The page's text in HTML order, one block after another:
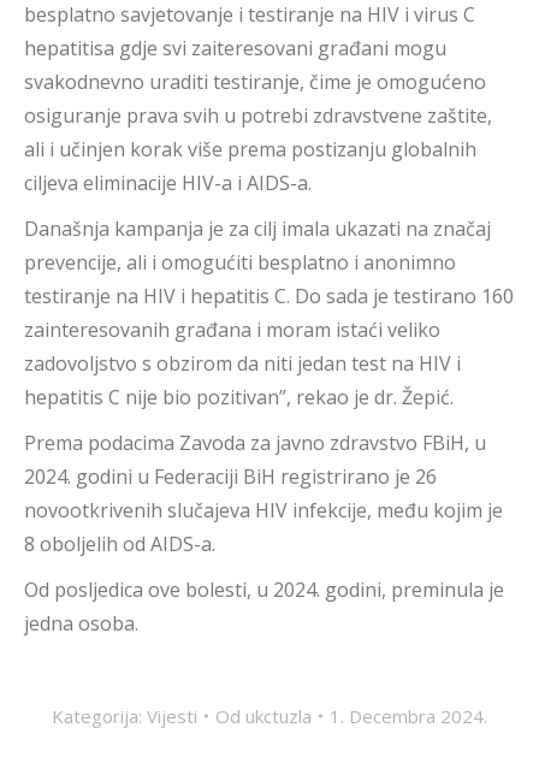
besplatno savjetovanje i testiranje na HIV i virus C
hepatitisa gdje svi zaiteresovani građani mogu
svakodnevno uraditi testiranje, čime je omogućeno
osiguranje prava svih u potrebi zdravstvene zaštite,
ali i učinjen korak više prema postizanju globalnih
ciljeva eliminacije HIV-a i AIDS-a.
Današnja kampanja je za cilj imala ukazati na značaj
prevencije, ali i omogućiti besplatno i anonimno
testiranje na HIV i hepatitis C. Do sada je testirano 160
zainteresovanih građana i moram istaći veliko
zadovoljstvo s obzirom da niti jedan test na HIV i
hepatitis C nije bio pozitivan”, rekao je dr. Žepić.
Prema podacima Zavoda za javno zdravstvo FBiH, u
2024. godini u Federaciji BiH registrirano je 26
novootkrivenih slučajeva HIV infekcije, među kojim je
8 oboljelih od AIDS-a.
Od posljedica ove bolesti, u 2024. godini, preminula je
jedna osoba.
Kategorija: Vijesti Od ukctuzla 1. Decembra 2024.